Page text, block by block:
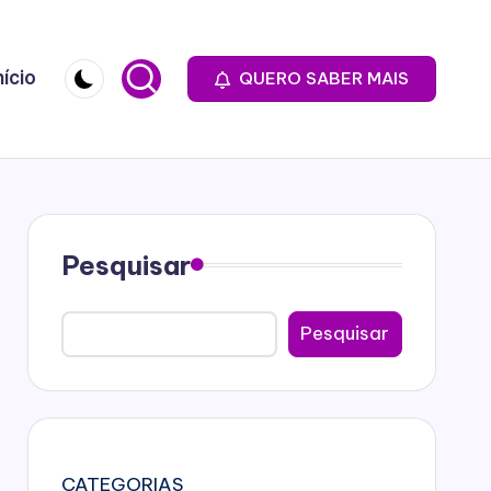
QUERO SABER MAIS
Pesquisar
Pesquisar
CATEGORIAS